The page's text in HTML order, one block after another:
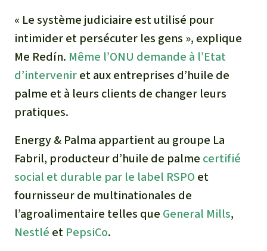
« Le système judiciaire est utilisé pour
intimider et persécuter les gens », explique
Me Redín. Même l’ONU demande à l’Etat
d’interveniret aux entreprises d’huile de
palme et à leurs clients de changer leurs
pratiques.
Energy & Palma appartient au groupe La
Fabril, producteur d’huile de palme certifié
social et durable par le label RSPO et
fournisseur de multinationales de
l’agroalimentaire telles que General Mills,
Nestlé et PepsiCo.